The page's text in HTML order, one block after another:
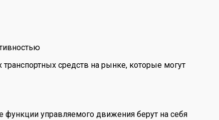
средств на рынке, которые могут
функции управляемого движения берут на себя